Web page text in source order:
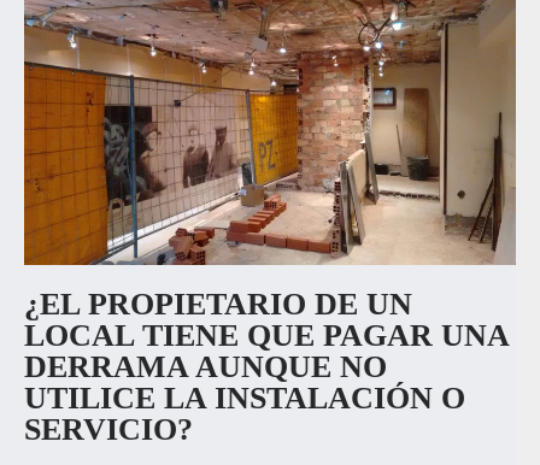
¿EL PROPIETARIO DE UN
LOCAL TIENE QUE PAGAR UNA
DERRAMA AUNQUE NO
UTILICE LA INSTALACIÓN O
SERVICIO?